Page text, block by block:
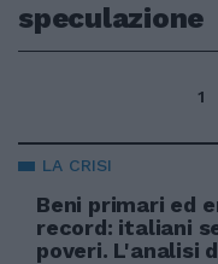
speculazione
1
LA CRISI
Beni primari ed
record: italiani
poveri. L'analisi